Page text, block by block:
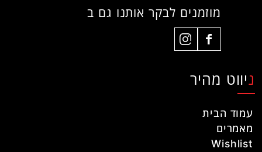
מוזמנים לבקר אותנו גם ב
ניווט מהיר
עמוד הבית
מאמרים
Wishlist